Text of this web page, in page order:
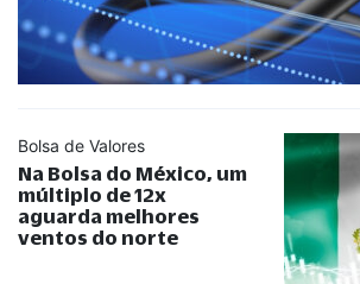
Bolsa de Valores
Na Bolsa do México, um
múltiplo de 12x
aguarda melhores
ventos do norte